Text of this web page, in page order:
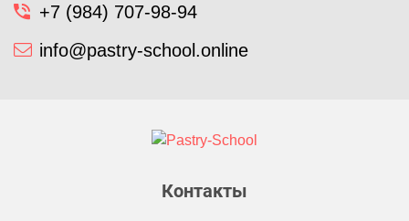
+7 (984) 707-98-94
info@pastry-school.online
Контакты